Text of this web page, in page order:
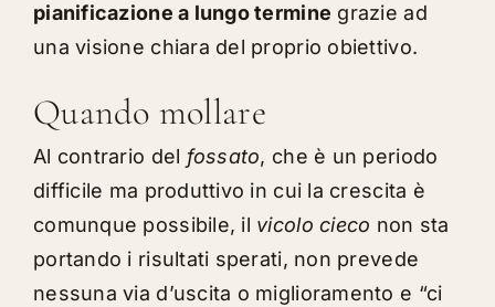
pianificazione a lungo termine grazie ad
unavisione chiara del proprio obiettivo.
Quando mollare
Al contrario del fossato, che è un periodo
difficile ma produttivo in cui la crescita è
comunque possibile, il vicolo cieco non sta
portando i risultati sperati, non prevede
nessuna via d’uscita o miglioramento e “ci